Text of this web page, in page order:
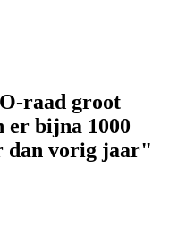
raad groot
er bijna 1000
dan vorig jaar"